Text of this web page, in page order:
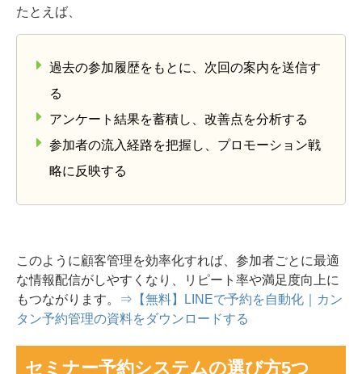
たとえば、
過去の参加履歴をもとに、次回の案内を送信す
る
アンケート結果を蓄積し、改善点を分析する
参加者の流入経路を把握し、プロモーション戦
略に反映する
このように顧客管理を効率化すれば、参加者ごとに最適
な情報配信がしやすくなり、リピート率や満足度向上に
もつながります。
⇒【無料】LINEで予約を自動化｜カン
タン予約管理の資料をダウンロードする
セミナー予約システムの選び方5つ